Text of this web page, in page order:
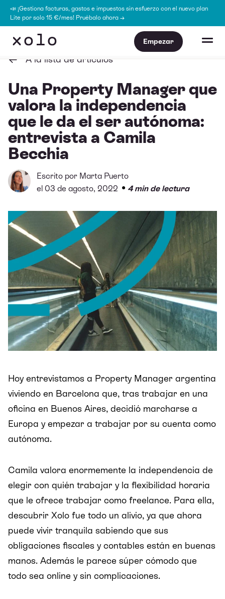
📣 ¡Gestiona facturas, gastos e impuestos sin esfuerzo con el nuevo plan
Lite por solo 15 €/mes! Pruébalo ahora →
Empezar
A la lista de artículos
Una Property Manager que
valora la independencia
que le da el ser autónoma:
entrevista a Camila
Becchia
Escrito por Marta Puerto
el 03 de agosto, 2022 • 4 min de lectura
Hoy entrevistamos a Property Manager argentina
viviendo en Barcelona que, tras trabajar en una
oficina en Buenos Aires, decidió marcharse a
Europa y empezar a trabajar por su cuenta como
autónoma.
Camila valora enormemente la independencia de
elegir con quién trabajar y la flexibilidad horaria
que le ofrece trabajar como freelance. Para ella,
descubrir Xolo fue todo un alivio, ya que ahora
puede vivir tranquila sabiendo que sus
obligaciones fiscales y contables están en buenas
manos. Además le parece súper cómodo que
todo sea online y sin complicaciones.